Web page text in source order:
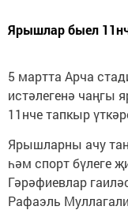
Ярышлар быел
5 мартта Арча
истәлегенә
11нче тапкыр
Ярышларны ачу
һәм спорт бүлеге
Гәрәфиевлар
Рафаэль